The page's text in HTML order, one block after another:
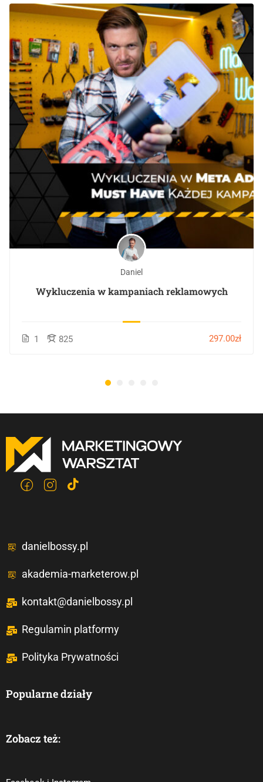
Daniel
Wykluczenia w kampaniach reklamowych
1 825 297.00zł
danielbossy.pl
akademia-marketerow.pl
kontakt@danielbossy.pl
Regulamin platformy
Polityka Prywatności
Popularne działy
Zobacz też: